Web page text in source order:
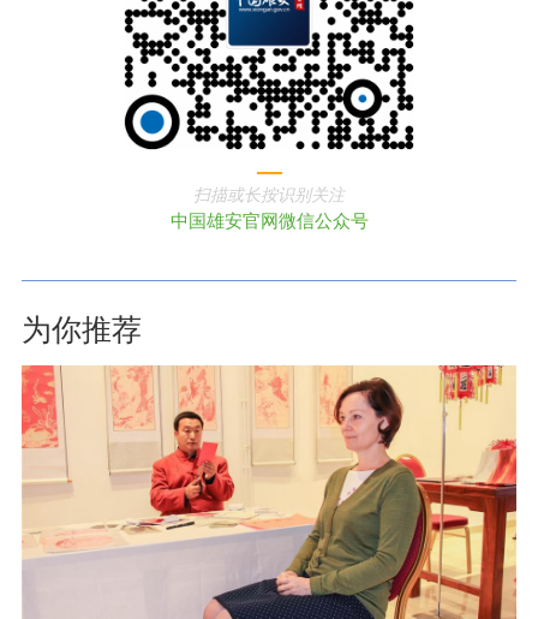
扫描或长按识别关注
中国雄安官网微信公众号
为你推荐